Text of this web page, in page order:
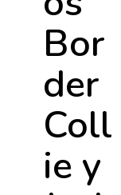
Bor
der
Coll
ie y